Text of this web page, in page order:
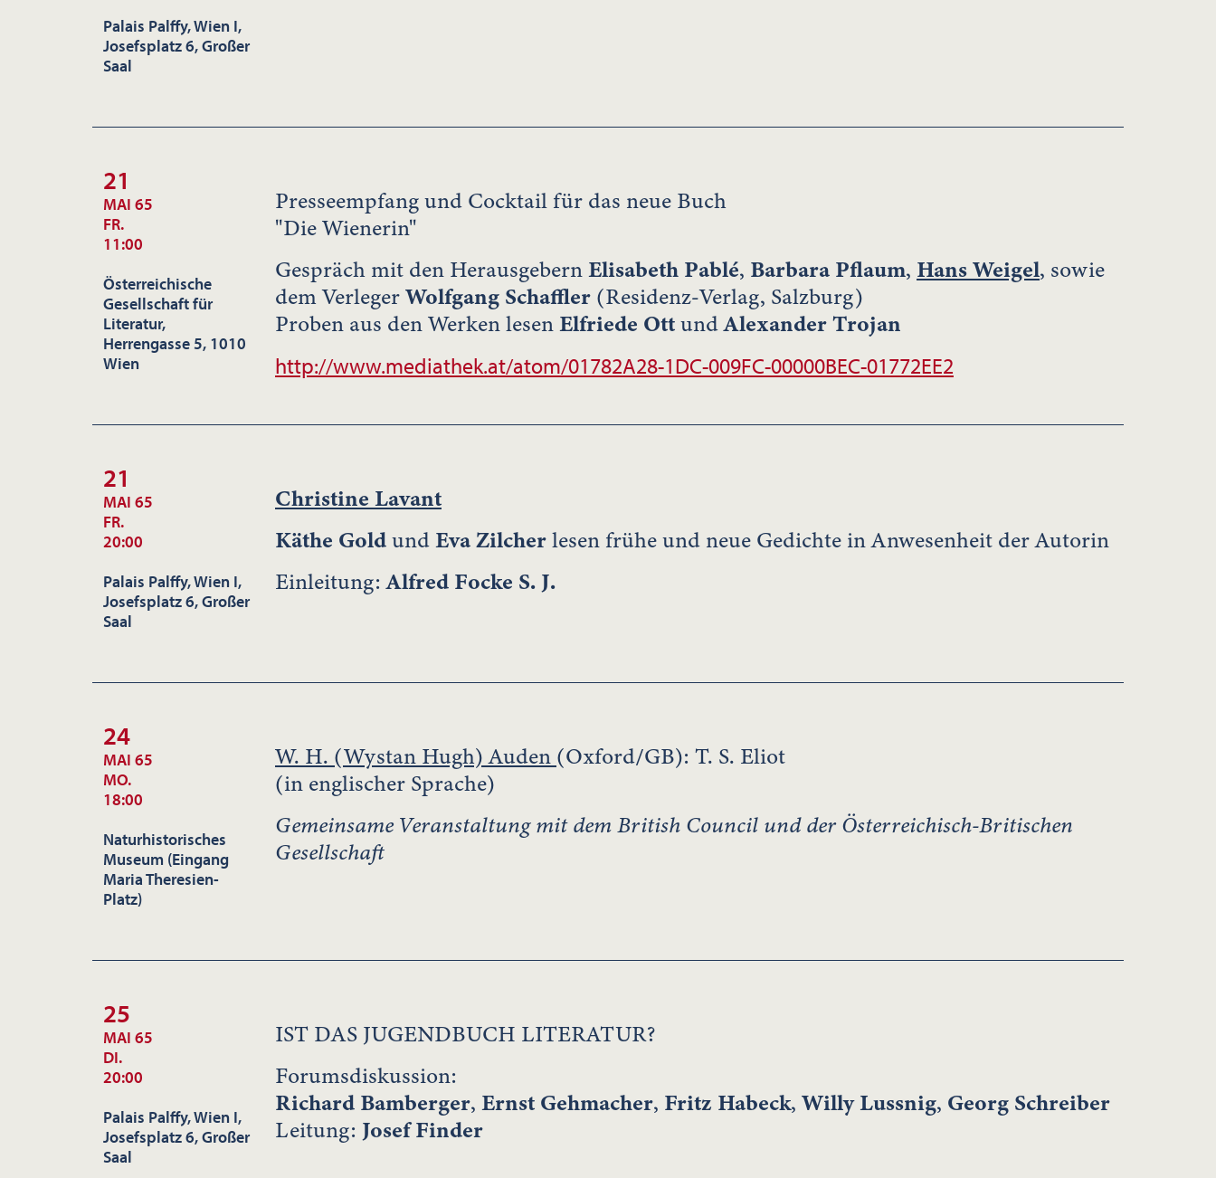
Palais Palffy, Wien I,
Josefsplatz 6, Großer
Saal
21
MAI 65
FR.
11:00
Österreichische
Gesellschaft für
Literatur,
Herrengasse 5, 1010
Wien
Presseempfang und Cocktail für das neue Buch
"Die Wienerin"
Gespräch mit den HerausgebernElisabeth Pablé, Barbara Pflaum, Hans Weigel, sowie
dem VerlegerWolfgang Schaffler (Residenz-Verlag, Salzburg)
Proben aus den Werken lesenElfriede OttundAlexander Trojan
http://www.mediathek.at/atom/01782A28-1DC-009FC-00000BEC-01772EE2
21
MAI 65
FR.
20:00
Palais Palffy, Wien I,
Josefsplatz 6, Großer
Saal
Christine Lavant
Käthe GoldundEva Zilcherlesen frühe und neue Gedichte in Anwesenheit der Autorin
Einleitung:Alfred Focke S. J.
24
MAI 65
MO.
18:00
Naturhistorisches
Museum (Eingang
Maria Theresien-
Platz)
W. H. (Wystan Hugh) Auden (Oxford/GB): T. S. Eliot
(in englischer Sprache)
Gemeinsame Veranstaltung mit dem British Council und der Österreichisch-Britischen
Gesellschaft
25
MAI 65
DI.
20:00
Palais Palffy, Wien I,
Josefsplatz 6, Großer
Saal
IST DAS JUGENDBUCH LITERATUR?
Forumsdiskussion:
Richard Bamberger, Ernst Gehmacher, Fritz Habeck, Willy Lussnig, Georg Schreiber
Leitung: Josef Finder